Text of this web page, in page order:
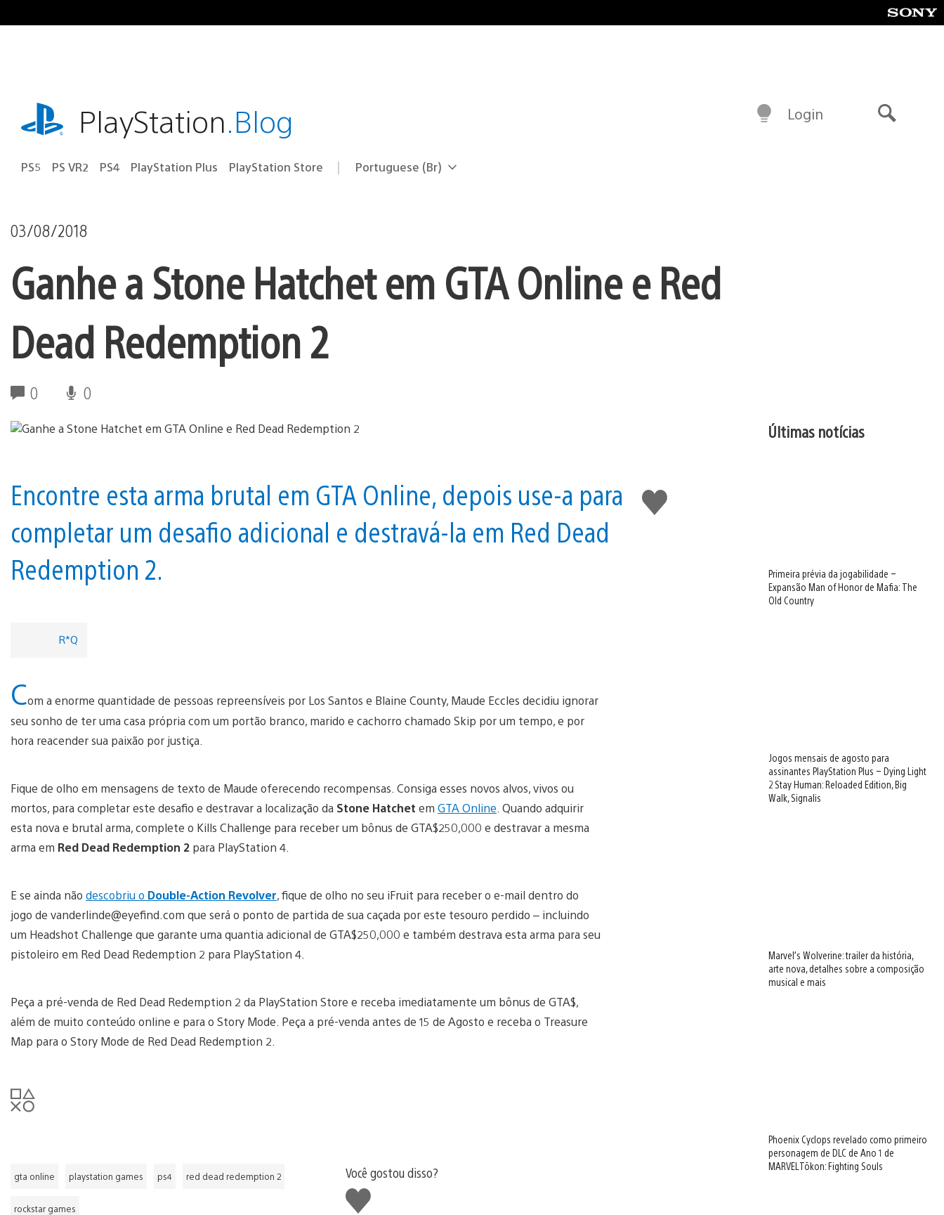
para
playstation.comPlayStation.Blog
PS5 PS VR2 PS4 PlayStation Plus PlayStation Store Selecione
Região
Portuguese (Br)
Login
03/08/2018
Ganhe a Stone Hatchet em GTA Online e Red
Dead Redemption 2
0 0
Curtir
Encontre esta arma brutal em GTA Online, depois use-a para
completar um desafio adicional e destravá-la em Red Dead
Redemption 2.
R*Q
Com a enorme quantidade de pessoas repreensíveis por Los Santos e Blaine County, Maude Eccles decidiu ignorar
seu sonho de ter uma casa própria com um portão branco, marido e cachorro chamado Skip por um tempo, e por
hora reacender sua paixão por justiça.
Fique de olho em mensagens de texto de Maude oferecendo recompensas. Consiga esses novos alvos, vivos ou
mortos, para completar este desafio e destravar a localização da Stone Hatchet em GTA Online . Quando adquirir
esta nova e brutal arma, complete o Kills Challenge para receber um bônus de GTA$250,000 e destravar a mesma
arma em Red Dead Redemption 2 para PlayStation 4.
E se ainda não descobriu o Double-Action Revolver, fique de olho no seu iFruit para receber o e-mail dentro do
jogo de vanderlinde@eyefind.com que será o ponto de partida de sua caçada por este tesouro perdido – incluindo
um Headshot Challenge que garante uma quantia adicional de GTA$250,000 e também destrava esta arma para seu
pistoleiro em Red Dead Redemption 2 para PlayStation 4.
Peça a pré-venda de Red Dead Redemption 2 da PlayStation Store e receba imediatamente um bônus de GTA$,
além de muito conteúdo online e para o Story Mode. Peça a pré-venda antes de 15 de Agosto e receba o Treasure
Map para o Story Mode de Red Dead Redemption 2.
gta online playstation games ps4 red dead redemption 2
rockstar games
Você gostou disso?
Curtir
Últimas notícias
Primeira prévia da jogabilidade –
Expansão Man of Honor de Mafia: The
Old Country
Jogos mensais de agosto para
assinantes PlayStation Plus – Dying Light
2 Stay Human: Reloaded Edition, Big
Walk, Signalis
Marvel’s Wolverine: trailer da história,
arte nova, detalhes sobre a composição
musical e mais
Phoenix Cyclops revelado como primeiro
personagem de DLC de Ano 1 de
MARVEL Tōkon: Fighting Souls